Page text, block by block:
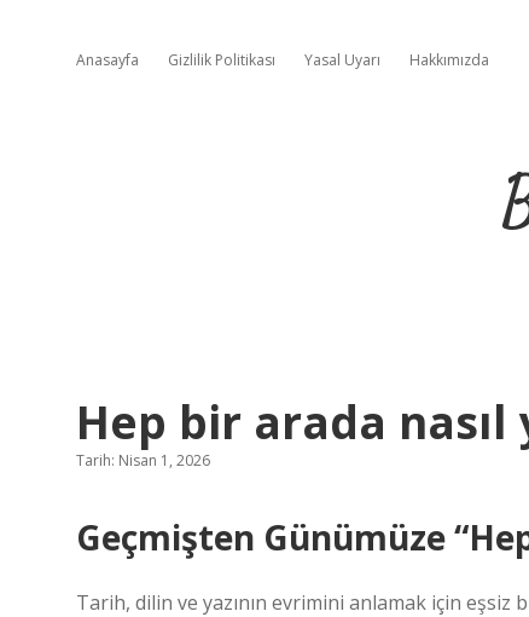
Anasayfa Gizlilik Politikası Yasal Uyarı Hakkımızda
Hep bir arada nasıl
Tarih: Nisan 1, 2026
Geçmişten Günümüze
Tarih, dilin ve yazının evrimini anlamak için eşsiz